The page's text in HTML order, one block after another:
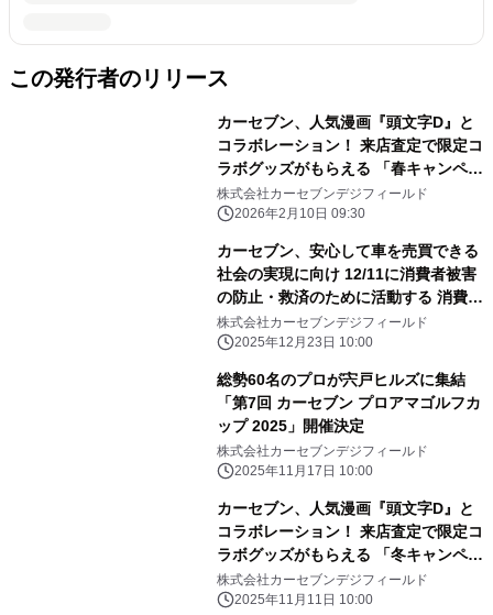
この発行者のリリース
カーセブン、人気漫画『頭文字D』と
コラボレーション！ 来店査定で限定コ
ラボグッズがもらえる 「春キャンペー
ン」開催
株式会社カーセブンデジフィールド
2026年2月10日 09:30
カーセブン、安心して車を売買できる
社会の実現に向け 12/11に消費者被害
の防止・救済のために活動する 消費者
機構日本へ500万円を寄付
株式会社カーセブンデジフィールド
2025年12月23日 10:00
総勢60名のプロが宍戸ヒルズに集結
「第7回 カーセブン プロアマゴルフカ
ップ 2025」開催決定
株式会社カーセブンデジフィールド
2025年11月17日 10:00
カーセブン、人気漫画『頭文字D』と
コラボレーション！ 来店査定で限定コ
ラボグッズがもらえる 「冬キャンペー
ン」を12月26日(金)まで開催
株式会社カーセブンデジフィールド
2025年11月11日 10:00